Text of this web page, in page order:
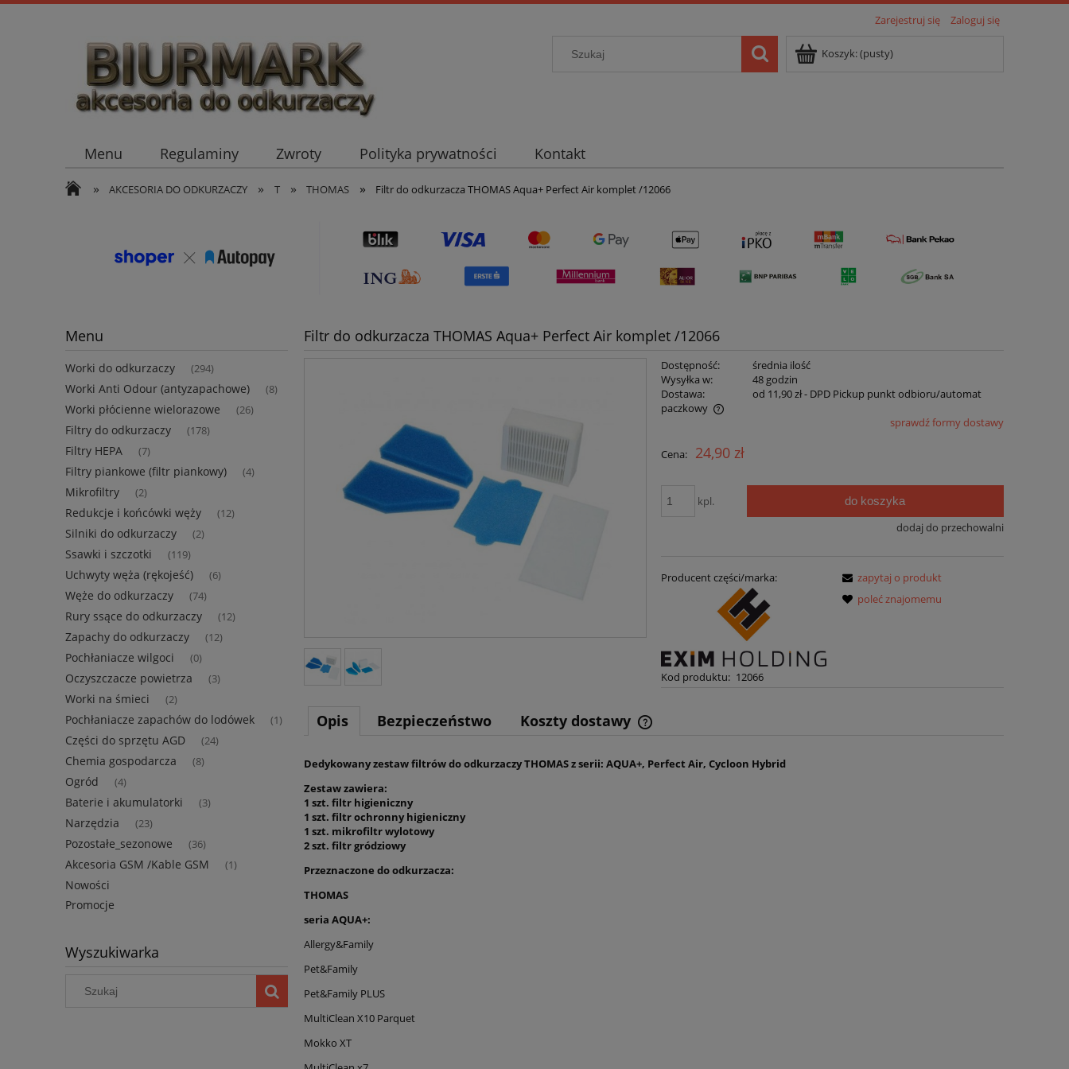
Zarejestruj się Zaloguj się
Koszyk:(pusty)
Menu Regulaminy Zwroty Polityka prywatności Kontakt
» AKCESORIA DO ODKURZACZY » T » THOMAS » Filtr do odkurzacza THOMAS Aqua+ Perfect Air komplet /12066
Menu
Worki do odkurzaczy (294)
Worki Anti Odour (antyzapachowe) (8)
Worki płócienne wielorazowe (26)
Filtry do odkurzaczy (178)
Filtry HEPA (7)
Filtry piankowe (filtr piankowy) (4)
Mikrofiltry (2)
Redukcje i końcówki węży (12)
Silniki do odkurzaczy (2)
Ssawki i szczotki (119)
Uchwyty węża (rękojeść) (6)
Węże do odkurzaczy (74)
Rury ssące do odkurzaczy (12)
Zapachy do odkurzaczy (12)
Pochłaniacze wilgoci (0)
Oczyszczacze powietrza (3)
Worki na śmieci (2)
Pochłaniacze zapachów do lodówek (1)
Części do sprzętu AGD (24)
Chemia gospodarcza (8)
Ogród (4)
Baterie i akumulatorki (3)
Narzędzia (23)
Pozostałe_sezonowe (36)
Akcesoria GSM /Kable GSM (1)
Nowości
Promocje
Wyszukiwarka
Filtr do odkurzacza THOMAS Aqua+ Perfect Air komplet /12066
Dostępność:
średnia ilość
Wysyłka w:
48 godzin
Dostawa:
od 11,90 zł- DPD Pickup punkt odbioru/automat
paczkowy
Cena nie zawiera ewentualnych kosztów
płatności
sprawdź formy dostawy
Cena: 24,90 zł
kpl. do koszyka
dodaj do przechowalni
Producent części/marka:
Kod produktu: 12066
zapytaj o produkt
poleć znajomemu
Opis Bezpieczeństwo Koszty dostawy
Cena nie zawiera ewentualnych
Dedykowany zestaw filtrów do odkurzaczy THOMAS z serii: AQUA+, Perfect Air, Cycloon Hybrid
Zestaw zawiera:
1 szt. filtr higieniczny
1 szt. filtr ochronny higieniczny
1 szt. mikrofiltr wylotowy
2 szt. filtr gródziowy
Przeznaczone do odkurzacza:
THOMAS
seria AQUA+:
Allergy&Family
Pet&Family
Pet&Family PLUS
MultiClean X10 Parquet
Mokko XT